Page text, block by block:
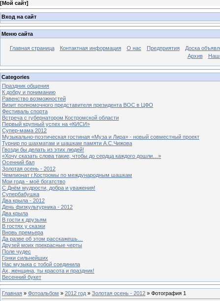
[Мой сайт]
Вход на сайт
Меню сайта
Главная страница Контактная информация О нас Предприятия
Доска
Архив
Categories
Праздник общения
К добру и пониманию
Равенство возможностей
Визит полномочного представителя президента ВОС в ЦФО
Фестиваль спорта
Встреча с губернатором Костромской области
Первый крупный успех на «КИСИ»
Супер-мама 2012
Музыкально-поэтическая гостиная «Муза и Лира» - новый совместный проект
Турнир по шахматам и шашкам памяти А.С.Чижова
Гвозди бы делать из этих людей!
«Хочу сказать слова такие, чтобы до сердца каждого дошли…»
Осенний бал
Золотая осень - 2012
Чемпионат г.Костромы по международным шашкам
Мои года - моё богатство
С Днём мудрости, добра и уважения!
Супербабушка
Два крыла - 2012
День физкультурника - 2012
Два крыла
В гости к друзьям
В гостях у сказки
Вновь премьера
Да разве об этом расскажешь…
Друзей моих прекрасные черты
Поле чудес
Гонки сильнейших
Нас музыка с тобой соединила
Ах, женщина, ты красота и праздник!
Весенний букет
Главная » Фотоальбом » 2012 год » Золотая осень - 2012 » Фотография 1